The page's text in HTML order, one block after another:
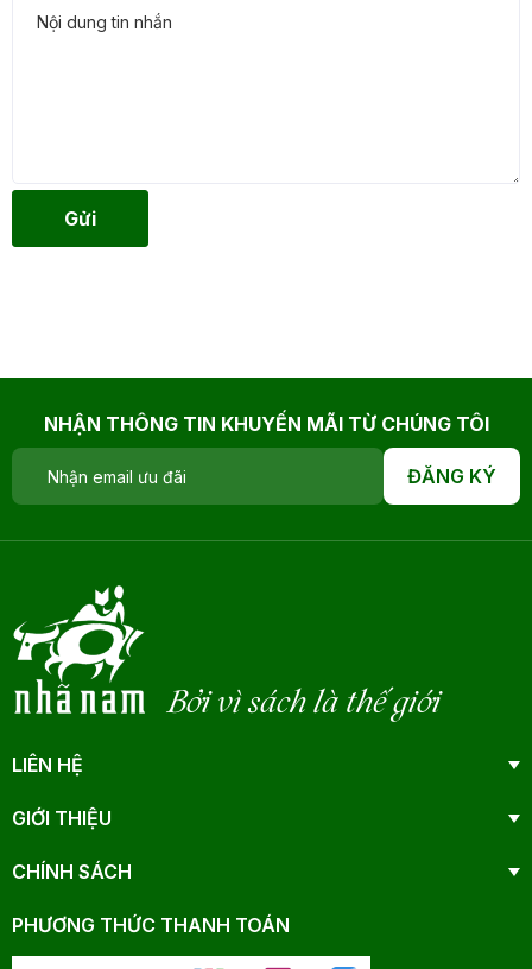
Gửi
NHẬN THÔNG TIN KHUYẾN MÃI TỪ CHÚNG TÔI
ĐĂNG KÝ
Bởi vì sách là thế giới
LIÊN HỆ
GIỚI THIỆU
CHÍNH SÁCH
PHƯƠNG THỨC THANH TOÁN